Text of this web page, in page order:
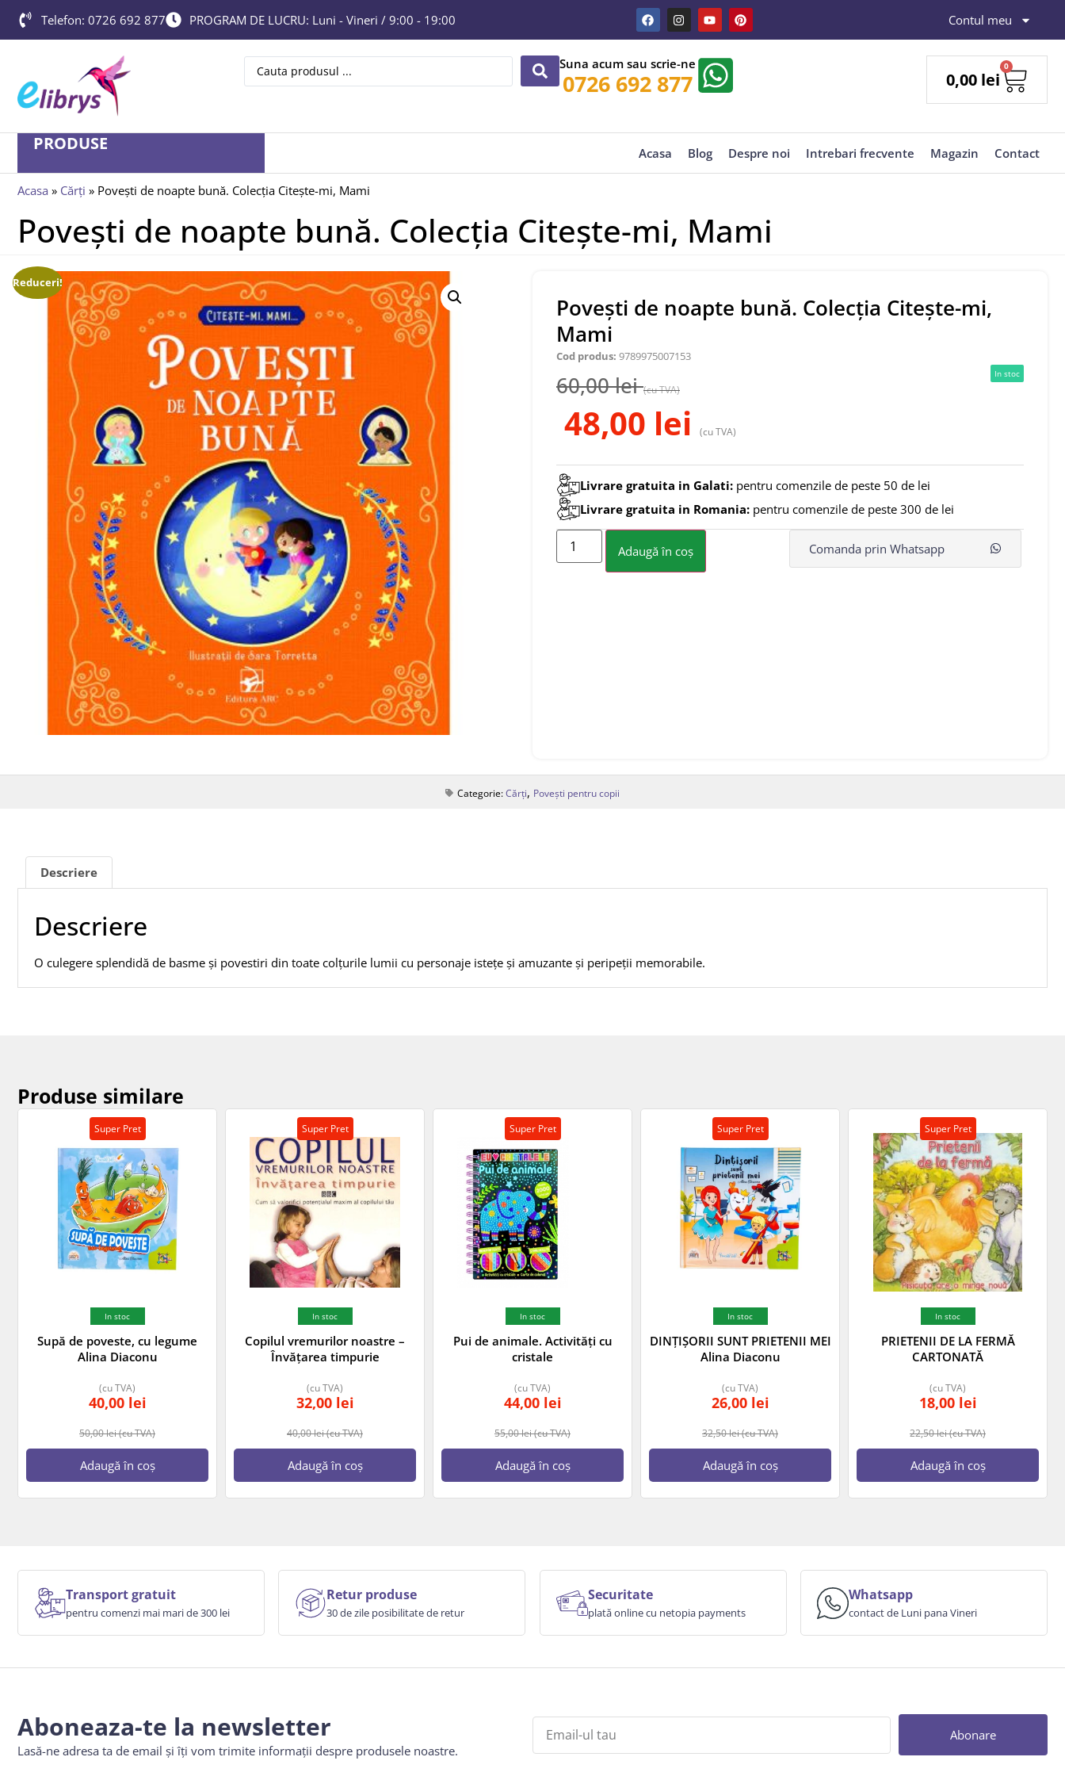
Telefon: 0726 692 877 PROGRAM DE LUCRU: Luni - Vineri / 9:00 - 19:00 Contul meu
Suna acum sau scrie-ne
0726 692 877 0,00 lei
0
PRODUSE Acasa Blog Despre noi Intrebari frecvente Magazin Contact
Acasa » Cărți » Povești de noapte bună. Colecția Citește-mi, Mami
Povești de noapte bună. Colecția Citește-mi, Mami
Reduceri!
Povești de noapte bună. Colecția Citește-mi,
Mami
Cod produs: 9789975007153
60,00lei (cu TVA)
48,00 lei (cu TVA)
In stoc
Livrare gratuita in Galati: pentru comenzile de peste 50 de lei
Livrare gratuita in Romania: pentru comenzile de peste 300 de lei
Adaugă în coș Comanda prin Whatsapp
Categorie:Cărți, Povești pentru copii
Descriere
Descriere
O culegere splendidă de basme și povestiri din toate colțurile lumii cu personaje istețe și amuzante și peripeții memorabile.
Produse similare
Super Pret
In stoc
Supă de poveste, cu legume
Alina Diaconu
50,00lei(cu TVA)
40,00 lei
(cu TVA)
Adaugă în coș
Super Pret
In stoc
Copilul vremurilor noastre –
Învățarea timpurie
40,00lei(cu TVA)
32,00 lei
(cu TVA)
Adaugă în coș
Super Pret
In stoc
Pui de animale. Activități cu
cristale
55,00lei(cu TVA)
44,00 lei
(cu TVA)
Adaugă în coș
Super Pret
In stoc
DINȚIȘORII SUNT PRIETENII MEI
Alina Diaconu
32,50lei(cu TVA)
26,00 lei
(cu TVA)
Adaugă în coș
Super Pret
In stoc
PRIETENII DE LA FERMĂ
CARTONATĂ
22,50lei(cu TVA)
18,00 lei
(cu TVA)
Adaugă în coș
Transport gratuit
pentru comenzi mai mari de 300 lei
Retur produse
30 de zile posibilitate de retur
Securitate
plată online cu netopia payments
Whatsapp
contact de Luni pana Vineri
Aboneaza-te la newsletter
Lasă-ne adresa ta de email și îți vom trimite informații despre produsele noastre.
Abonare